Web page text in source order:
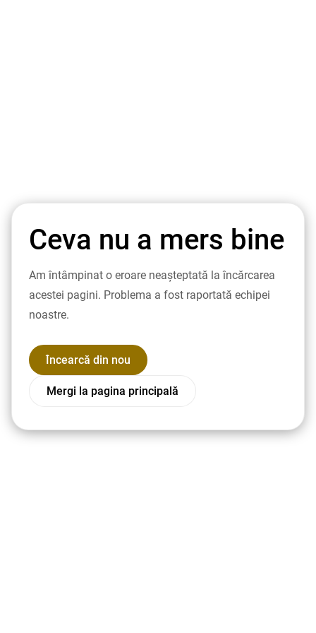
Ceva nu a mers bine
Am întâmpinat o eroare neașteptată la încărcarea
acestei pagini. Problema a fost raportată echipei
noastre.
Încearcă din nou
Mergi la pagina principală